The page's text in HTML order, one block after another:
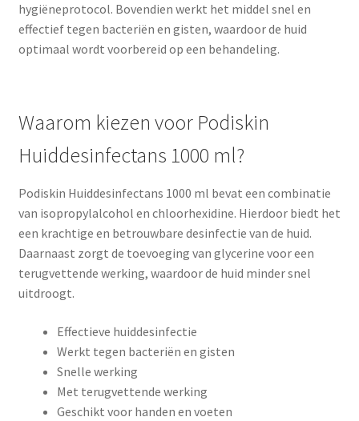
hygiëneprotocol. Bovendien werkt het middel snel en
effectief tegen bacteriën en gisten, waardoor de huid
optimaal wordt voorbereid op een behandeling.
Waarom kiezen voor Podiskin
Huiddesinfectans 1000 ml?
Podiskin Huiddesinfectans 1000 ml bevat een combinatie
van isopropylalcohol en chloorhexidine. Hierdoor biedt het
een krachtige en betrouwbare desinfectie van de huid.
Daarnaast zorgt de toevoeging van glycerine voor een
terugvettende werking, waardoor de huid minder snel
uitdroogt.
Effectieve huiddesinfectie
Werkt tegen bacteriën en gisten
Snelle werking
Met terugvettende werking
Geschikt voor handen en voeten